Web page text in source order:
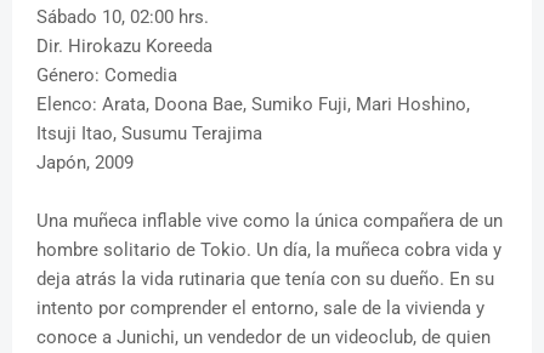
Sábado 10, 02:00 hrs.
Dir. Hirokazu Koreeda
Género: Comedia
Elenco: Arata, Doona Bae, Sumiko Fuji, Mari Hoshino,
Itsuji Itao, Susumu Terajima
Japón, 2009
Una muñeca inflable vive como la única compañera de un
hombre solitario de Tokio. Un día, la muñeca cobra vida y
deja atrás la vida rutinaria que tenía con su dueño. En su
intento por comprender el entorno, sale de la vivienda y
conoce a Junichi, un vendedor de un videoclub, de quien